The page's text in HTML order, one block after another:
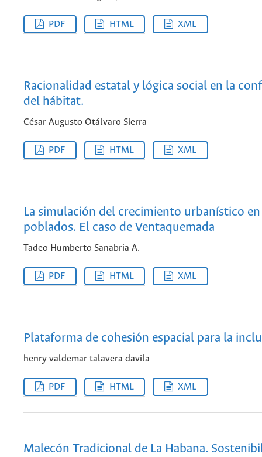
PDF HTML XML
Racionalidad estatal y lógica social en la
del hábitat.
César Augusto Otálvaro Sierra
PDF HTML XML
La simulación del crecimiento urbanístico
poblados. El caso de Ventaquemada
Tadeo Humberto Sanabria A.
PDF HTML XML
Plataforma de cohesión espacial para la
henry valdemar talavera davila
PDF HTML XML
Malecón Tradicional de La Habana.